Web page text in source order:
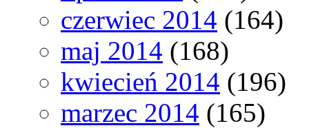
czerwiec 2014 (164)
maj 2014 (168)
kwiecień 2014 (196)
marzec 2014 (165)